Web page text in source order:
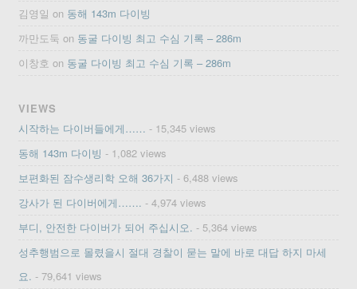
김영일 on 동해 143m 다이빙
까만도둑 on 동굴 다이빙 최고 수심 기록 – 286m
이창호 on 동굴 다이빙 최고 수심 기록 – 286m
VIEWS
시작하는 다이버들에게…… - 15,345 views
동해 143m 다이빙 - 1,082 views
보편화된 잠수생리학 오해 36가지 - 6,488 views
강사가 된 다이버에게……. - 4,974 views
부디, 안전한 다이버가 되어 주십시오. - 5,364 views
성추행범으로 몰렸을시 절대 경찰이 묻는 말에 바로 대답 하지 마세
요. - 79,641 views